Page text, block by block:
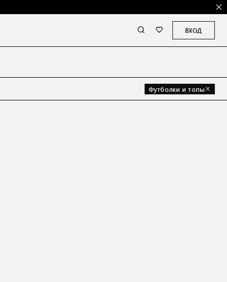
ВХОД
Футболки и топы